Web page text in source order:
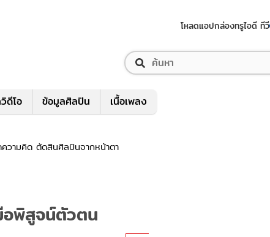
โหลดแอปกล่องทรูไอดี ทีวี
ดีโอ ข้อมูลศิลปิน เนื้อเพลง
วามคิด ตัดสินศิลปินจากหน้าตา
อพิสูจน์ตัวตน